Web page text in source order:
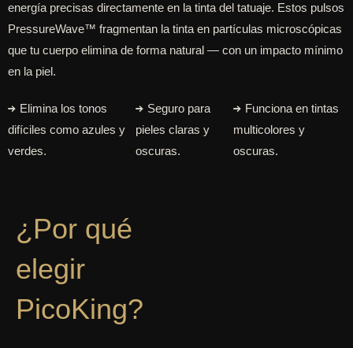
energía precisas directamente en la tinta del tatuaje. Estos pulsos
PressureWave™ fragmentan la tinta en partículas microscópicas
que tu cuerpo elimina de forma natural — con un impacto mínimo
en la piel.
Elimina los tonos
difíciles como azules y
verdes.
Seguro para
pieles claras y
oscuras.
Funciona en tintas
multicolores y
oscuras.
¿Por qué
elegir
PicoKing?